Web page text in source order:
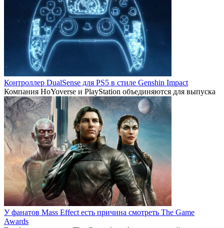
Контроллер DualSense для PS5 в стиле Genshin Impact
Компания HoYoverse и PlayStation объединяются для выпуска
У фанатов Mass Effect есть причина смотреть The Game
Awards